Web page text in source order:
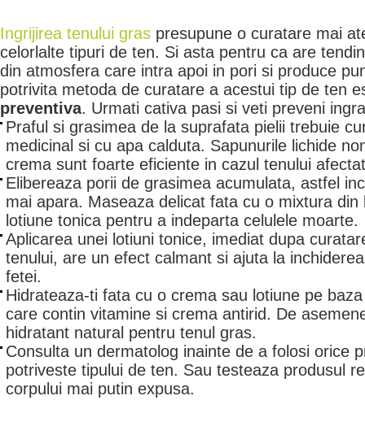
Ingrijirea tenului gras presupune o curatare mai
celorlalte tipuri de ten. Si asta pentru ca are
din atmosfera care intra apoi in pori si produce
potrivita metoda de curatare a acestui tip de ten
preventiva. Urmati cativa pasi si veti preveni
Praful si grasimea de la suprafata pielii trebuie
medicinal si cu apa calduta. Sapunurile lichide
crema sunt foarte eficiente in cazul tenului
Elibereaza porii de grasimea acumulata, astfel
mai apara. Maseaza delicat fata cu o mixtura din
lotiune tonica pentru a indeparta celulele moarte.
Aplicarea unei lotiuni tonice, imediat dupa
tenului, are un efect calmant si ajuta la
fetei.
Hidrateaza-ti fata cu o crema sau lotiune pe
care contin vitamine si crema antirid. De
hidratant natural pentru tenul gras.
Consulta un dermatolog inainte de a folosi orice
potriveste tipului de ten. Sau testeaza produsul
corpului mai putin expusa.